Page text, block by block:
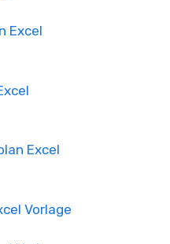
Excel
Excel
Vorlage